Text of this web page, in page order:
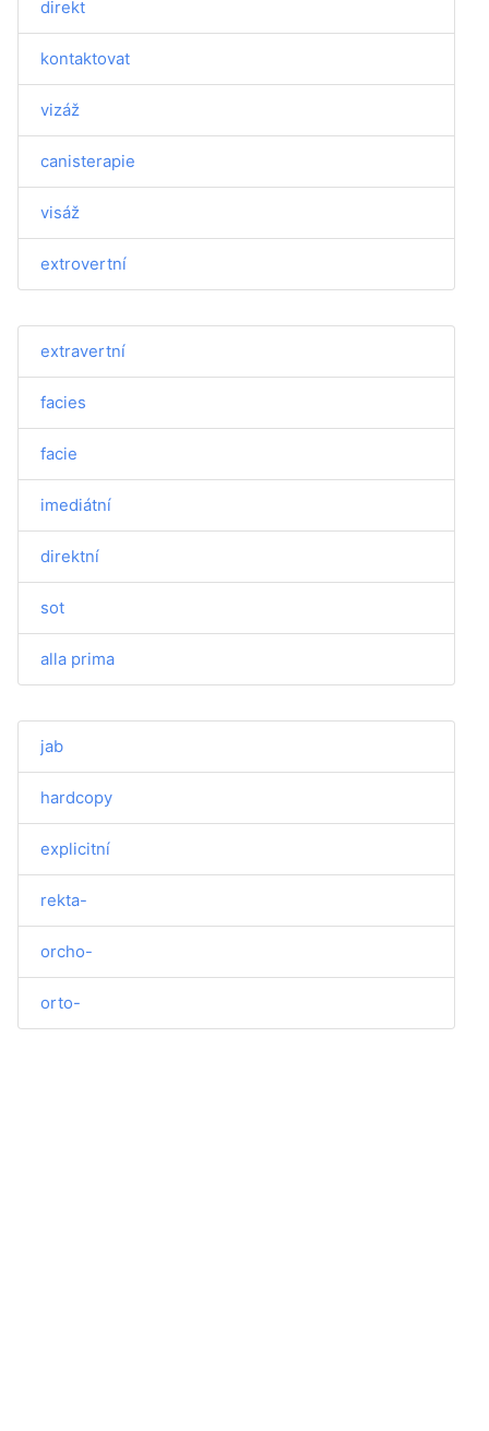
direkt
kontaktovat
vizáž
canisterapie
visáž
extrovertní
extravertní
facies
facie
imediátní
direktní
sot
alla prima
jab
hardcopy
explicitní
rekta-
orcho-
orto-